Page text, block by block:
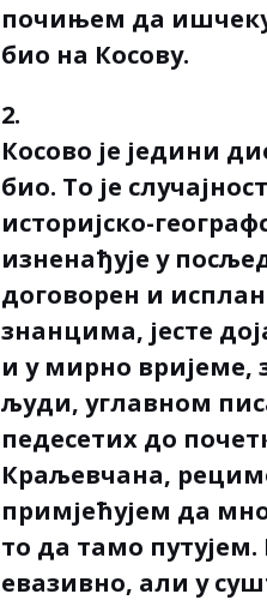
почињем да
био на Косову.
2.
Косово је једини
био. То је
историјско-
изненађује у
договорен и
знанцима, јесте
и у мирно вријеме,
људи, углавном
педесетих до
Краљевчана,
примјећујем да
то да тамо
евазивно, али у